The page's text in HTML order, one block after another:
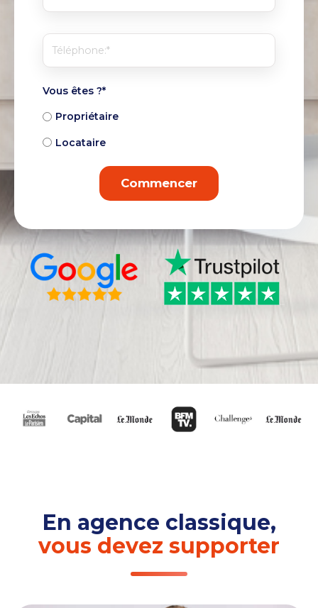
Vous êtes ?*
Propriétaire
Locataire
En agence classique,
vous devez supporter